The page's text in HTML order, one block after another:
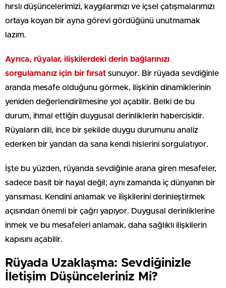
hırslı düşüncelerimizi, kaygılarımızı ve içsel çatışmalarımızı
ortaya koyan bir ayna görevi gördüğünü unutmamak
lazım.
Ayrıca, rüyalar, ilişkilerdeki derin bağlarınızı
sorgulamanız için bir fırsat sunuyor. Bir rüyada sevdiğinle
aranda mesafe olduğunu görmek, ilişkinin dinamiklerinin
yeniden değerlendirilmesine yol açabilir. Belki de bu
durum, ihmal ettiğin duygusal derinliklerin habercisidir.
Rüyaların dili, ince bir şekilde duygu durumunu analiz
ederken bir yandan da sana kendi hislerini sorgulatıyor.
İşte bu yüzden, rüyanda sevdiğinle arana giren mesafeler,
sadece basit bir hayal değil; aynı zamanda iç dünyanın bir
yansıması. Kendini anlamak ve ilişkilerini derinleştirmek
açısından önemli bir çağrı yapıyor. Duygusal derinliklerine
inmek ve bu mesafeleri anlamak, daha sağlıklı ilişkilerin
kapısını açabilir.
Rüyada Uzaklaşma: Sevdiğinizle
İletişim Düşünceleriniz Mi?